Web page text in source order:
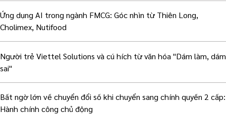
Ứng dụng AI trong ngành FMCG: Góc nhìn từ Thiên Long,
Cholimex, Nutifood
Người trẻ Viettel Solutions và cú hích từ văn hóa "Dám làm, dám
sai"
Bất ngờ lớn về chuyển đổi số khi chuyển sang chính quyền 2 cấp:
Hành chính công chủ động